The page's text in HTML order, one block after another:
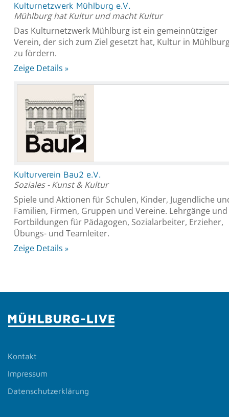
Kulturnetzwerk Mühlburg e.V.
Mühlburg hat Kultur und macht Kultur
Das Kulturnetzwerk Mühlburg ist ein gemeinnütziger
Verein, der sich zum Ziel gesetzt hat, Kultur in
zu fördern.
Zeige Details
Kulturverein Bau2 e.V.
Soziales - Kunst & Kultur
Spiele und Aktionen für Schulen, Kinder, Jugendliche
Familien, Firmen, Gruppen und Vereine. Lehrgänge und
Fortbildungen für Pädagogen, Sozialarbeiter, Erzieher,
Übungs- und Teamleiter.
Zeige Details
Kontakt
Impressum
Datenschutzerklärung